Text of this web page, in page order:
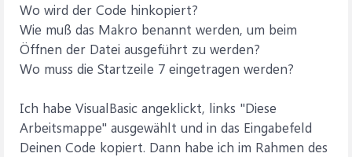
Wo wird der Code hinkopiert?
Wie muß das Makro benannt werden, um beim
Öffnen der Datei ausgeführt zu werden?
Wo muss die Startzeile 7 eingetragen werden?
Ich habe VisualBasic angeklickt, links "Diese
Arbeitsmappe" ausgewählt und in das Eingabefeld
Deinen Code kopiert. Dann habe ich im Rahmen des